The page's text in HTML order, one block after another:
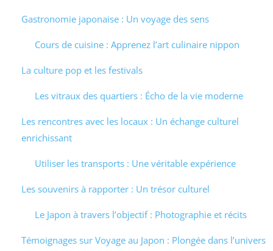
Gastronomie japonaise : Un voyage des sens
Cours de cuisine : Apprenez l’art culinaire nippon
La culture pop et les festivals
Les vitraux des quartiers : Écho de la vie moderne
Les rencontres avec les locaux : Un échange culturel
enrichissant
Utiliser les transports : Une véritable expérience
Les souvenirs à rapporter : Un trésor culturel
Le Japon à travers l’objectif : Photographie et récits
Témoignages sur Voyage au Japon : Plongée dans l’univers